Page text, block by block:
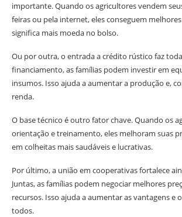
importante. Quando os agricultores vendem
feiras ou pela internet, eles conseguem
significa mais moeda no bolso.
Ou por outra, o entrada a crédito rústico faz
financiamento, as famílias podem investir em
insumos. Isso ajuda a aumentar a produção e,
renda.
O base técnico é outro fator chave. Quando os
orientação e treinamento, eles melhoram suas
em colheitas mais saudáveis e lucrativas.
Por último, a união em cooperativas fortalece
Juntas, as famílias podem negociar melhores
recursos. Isso ajuda a aumentar as vantagens e
todos.